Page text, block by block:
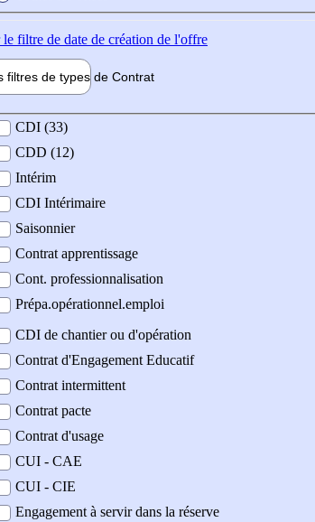
le filtre de date de création de l'offre
filtres de types de Contrat
contrat
CDI (33)
CDD (12)
Intérim
CDI Intérimaire
Saisonnier
Contrat apprentissage
Cont. professionnalisation
Prépa.opérationnel.emploi
CDI de chantier ou d'opération
Contrat d'Engagement Educatif
Contrat intermittent
Contrat pacte
Contrat d'usage
CUI - CAE
CUI - CIE
Engagement à servir dans la réserve